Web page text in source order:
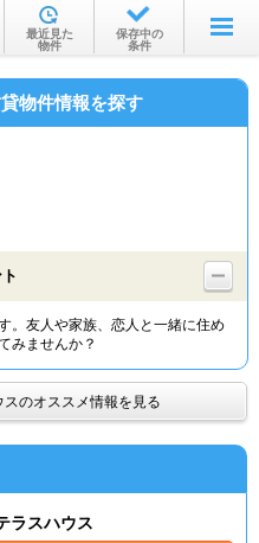
探す
・駅から
特集から
最近見た
物件
保存中の
条件
物件情報を探す
。友人や家族、恋人と一緒に住め
みませんか？
のオススメ情報を見る
ラスハウス